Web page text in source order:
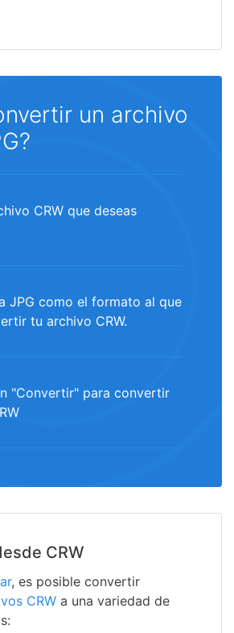
un archivo
CRW que deseas
JPG como el formato al que
tu archivo CRW.
"Convertir" para convertir
CRW
, es posible convertir
CRW a una variedad de